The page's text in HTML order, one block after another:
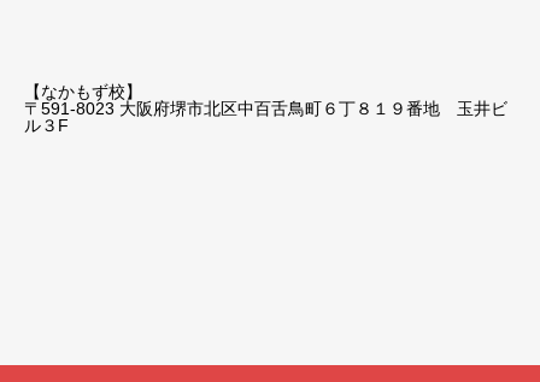
【なかもず校】
〒591-8023 大阪府堺市北区中百舌鳥町６丁８１９番地 玉井ビ
ル３F